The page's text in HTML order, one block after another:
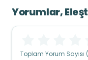
Yorumlar,
Toplam Yorum Sayısı